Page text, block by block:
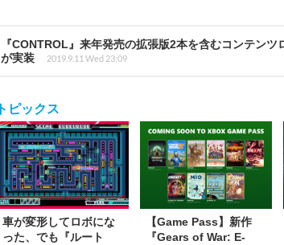
『CONTROL』来年発売の拡張版2本を含むコンテン
が実装
2019.9.11 Wed 23:09
トピックス
車が変形してロボにな
った、でも『ルート
【Game Pass】新作
『Gears of War: E-